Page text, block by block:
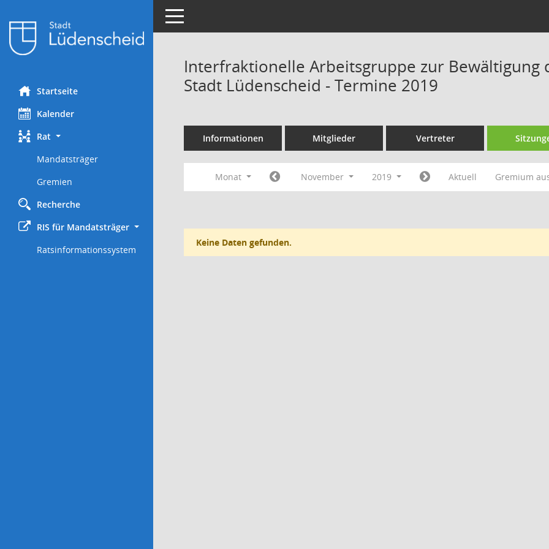
Startseite
Kalender
Rat
Mandatsträger
Gremien
Recherche
RIS für Mandatsträger
Ratsinformationssystem
Toggle navigation
Interfraktionelle Arbeitsgruppe zur Bewältigung
Stadt Lüdenscheid - Termine 2019
Informationen Mitglieder Vertreter
Monat November 2019 Aktuell Gremium
Keine Daten gefunden.